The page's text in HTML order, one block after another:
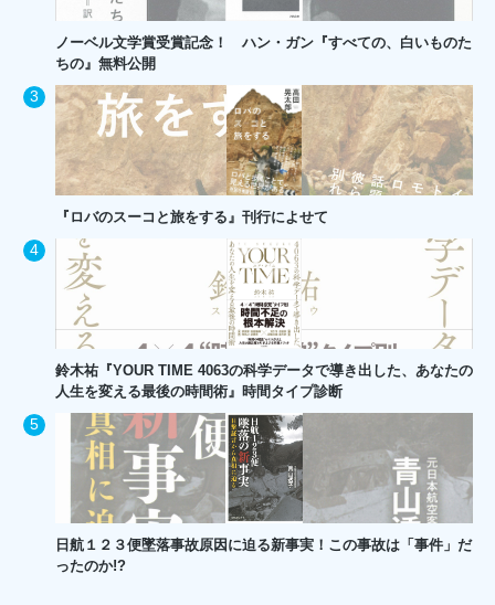
ノーベル文学賞受賞記念！ ハン・ガン『すべての、白いものた
ちの』無料公開
『ロバのスーコと旅をする』刊行によせて
鈴木祐『YOUR TIME 4063の科学データで導き出した、あなたの
人生を変える最後の時間術』時間タイプ診断
日航１２３便墜落事故原因に迫る新事実！この事故は「事件」だ
ったのか!?